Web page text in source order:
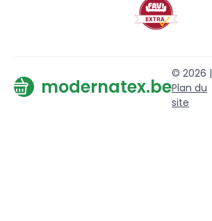
modernatex.be
© 2026 |
Plan du
site